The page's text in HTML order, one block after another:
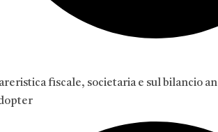
fiscale, societaria e sul bilancio